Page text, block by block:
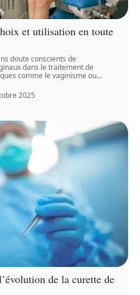
et utilisation en toute
doute conscients de
dans le traitement de
comme le vaginisme ou…
2025
de la curette de